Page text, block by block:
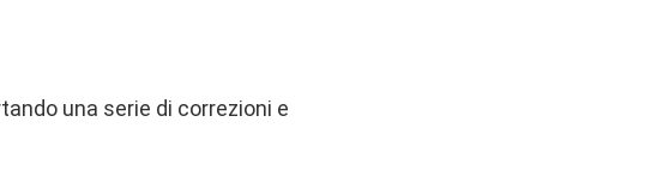
una serie di correzioni e